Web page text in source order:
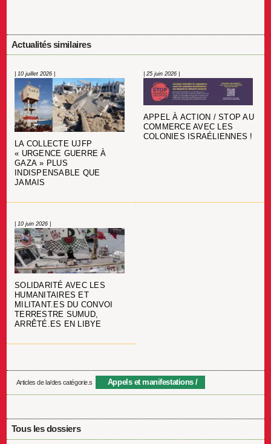
Actualités similaires
| 10 juillet 2026 |
LA COLLECTE UJFP
« URGENCE GUERRE À
GAZA » PLUS
INDISPENSABLE QUE
JAMAIS
| 25 juin 2026 |
APPEL À ACTION / STOP AU
COMMERCE AVEC LES
COLONIES ISRAÉLIENNES !
| 10 juin 2026 |
SOLIDARITÉ AVEC LES
HUMANITAIRES ET
MILITANT.ES DU CONVOI
TERRESTRE SUMUD,
ARRÊTÉ.ES EN LIBYE
Articles de la/des catégorie.s Appels et manifestations
Tous les dossiers